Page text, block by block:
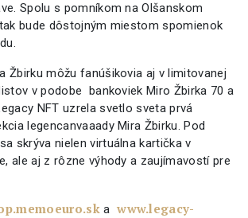
Spolu s pomníkom na Olšanskom
bude dôstojným miestom spomienok
Žbirku môžu fanúšikovia aj v limitovanej
v podobe bankoviek Miro Žbirka 70 a
NFT uzrela svetlo sveta prvá
legencanvaaady Mira Žbirku. Pod
skrýva nielen virtuálna kartička v
ale aj z rôzne výhody a zaujímavostí pre
awww.legacy-